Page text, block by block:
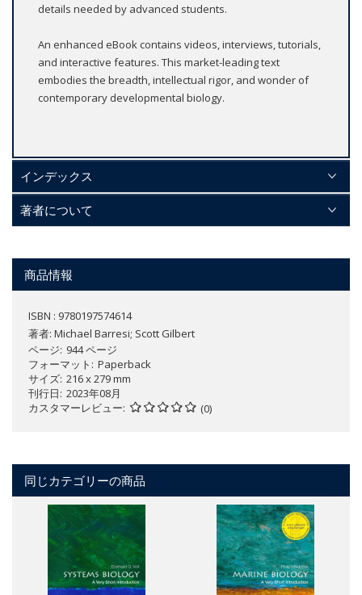
details needed by advanced students.
An enhanced eBook contains videos, interviews, tutorials,
and interactive features. This market-leading text
embodies the breadth, intellectual rigor, and wonder of
contemporary developmental biology.
インデックス
著者について
商品情報
ISBN : 9780197574614
著者: Michael Barresi; Scott Gilbert
ページ 944 ページ
フォーマット
Paperback
サイズ 216 x 279 mm
刊行日 2023年08月
カスタマーレビュー
(0)
同じカテゴリーの商品